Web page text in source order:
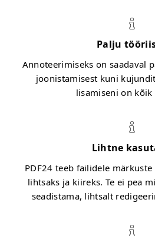
Palju
Annoteerimiseks on saadaval
joonistamisest kuni
lisamiseni on kõik
Lihtne
PDF24 teeb failidele
lihtsaks ja kiireks. Te ei pea
seadistama, lihtsalt